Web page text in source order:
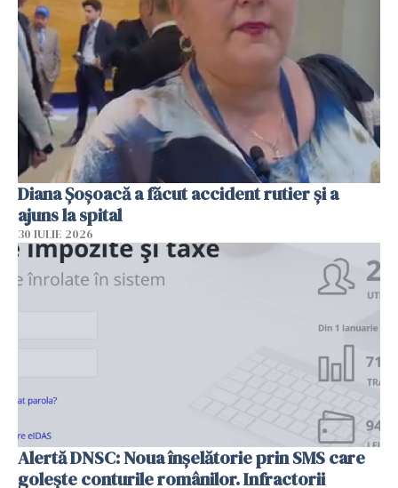
Diana Șoșoacă a făcut accident rutier și a
ajuns la spital
30 IULIE 2026
Alertă DNSC: Noua înșelătorie prin SMS care
golește conturile românilor. Infractorii